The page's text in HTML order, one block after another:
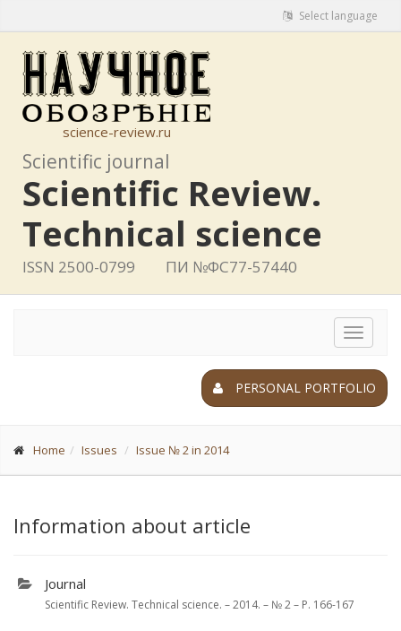
Select language
science-review.ru
Scientific journal
Scientific Review.
Technical science
ISSN 2500-0799 ПИ №ФС77-57440
Toggle
PERSONAL PORTFOLIO
Home Issues Issue № 2 in 2014
Information about article
Journal
Scientific Review. Technical science. – 2014. – № 2 – P. 166-167